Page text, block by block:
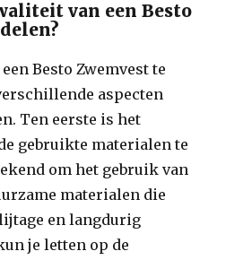
van een Besto
Besto Zwemvest te
aspecten
Ten eerste is het
gebruikte materialen te
om het gebruik van
materialen die
en langdurig
je letten op de